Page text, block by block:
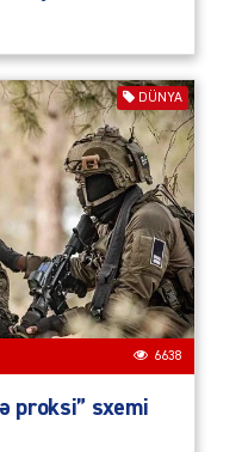
DÜNYA
6638
proksi” sxemi